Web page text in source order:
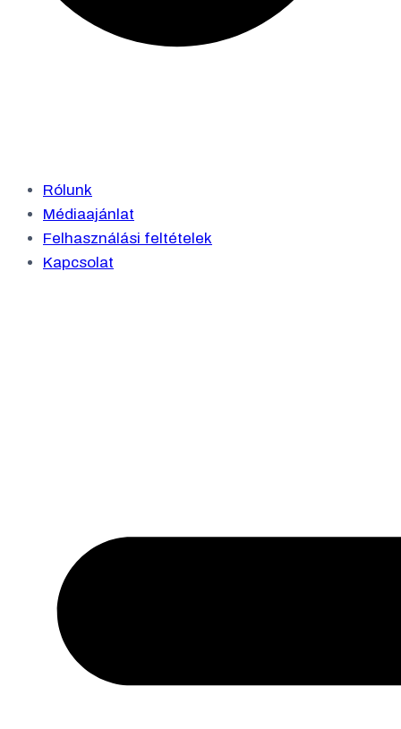
Rólunk
Médiaajánlat
Felhasználási feltételek
Kapcsolat